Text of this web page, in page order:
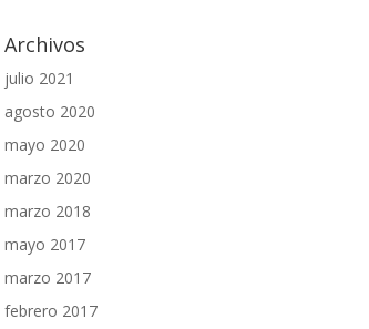
Archivos
julio 2021
agosto 2020
mayo 2020
marzo 2020
marzo 2018
mayo 2017
marzo 2017
febrero 2017